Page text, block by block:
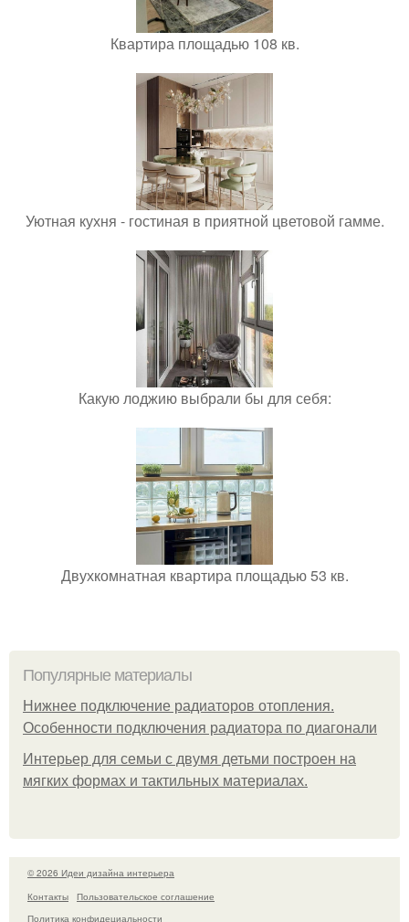
Квартира площадью 108 кв.
Уютная кухня - гостиная в приятной цветовой гамме.
Какую лоджию выбрали бы для себя:
Двухкомнатная квартира площадью 53 кв.
Популярные материалы
Нижнее подключение радиаторов отопления.
Особенности подключения радиатора по диагонали
Интерьер для семьи с двумя детьми построен на
мягких формах и тактильных материалах.
© 2026 Идеи дизайна интерьера
Контакты
Пользовательское соглашение
Политика конфидециальности